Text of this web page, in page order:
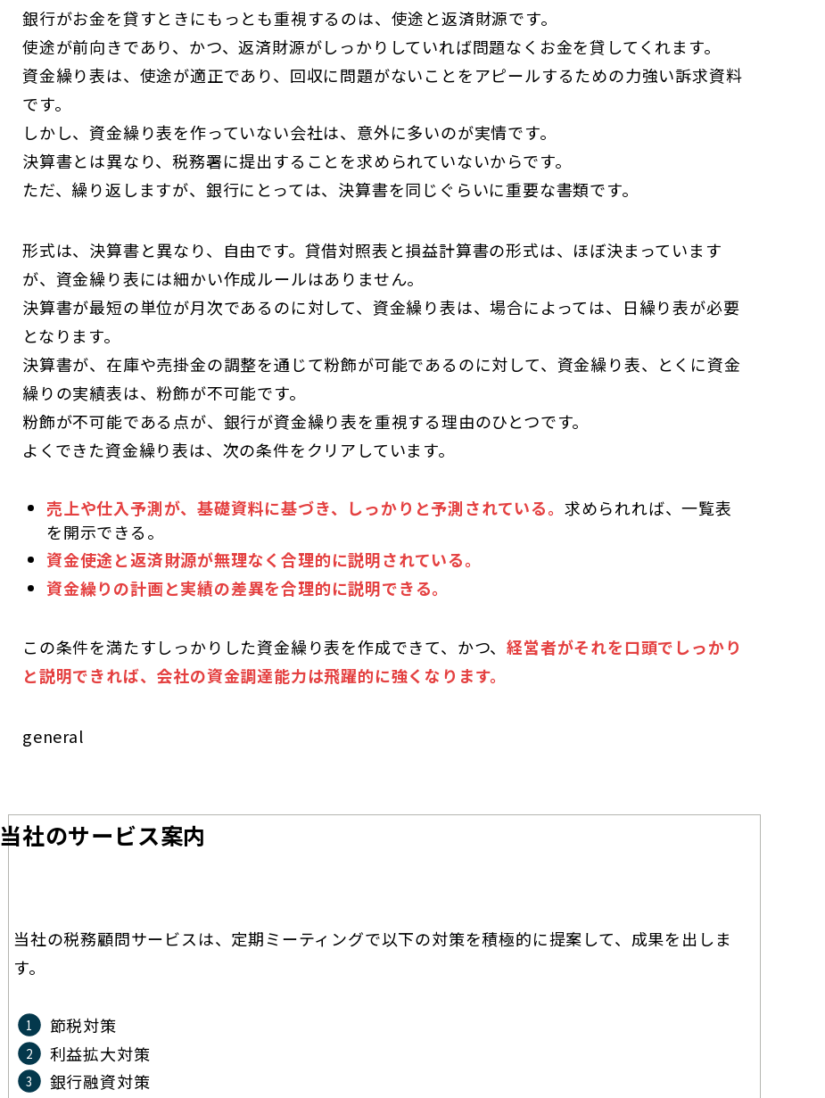
銀行がお金を貸すときにもっとも重視するのは、使途と返済財源です。
使途が前向きであり、かつ、返済財源がしっかりしていれば問題なくお金を貸してくれます。
資金繰り表は、使途が適正であり、回収に問題がないことをアピールするための力強い訴求資料
です。
しかし、資金繰り表を作っていない会社は、意外に多いのが実情です。
決算書とは異なり、税務署に提出することを求められていないからです。
ただ、繰り返しますが、銀行にとっては、決算書を同じぐらいに重要な書類です。
形式は、決算書と異なり、自由です。貸借対照表と損益計算書の形式は、ほぼ決まっています
が、資金繰り表には細かい作成ルールはありません。
決算書が最短の単位が月次であるのに対して、資金繰り表は、場合によっては、日繰り表が必要
となります。
決算書が、在庫や売掛金の調整を通じて粉飾が可能であるのに対して、資金繰り表、とくに資金
繰りの実績表は、粉飾が不可能です。
粉飾が不可能である点が、銀行が資金繰り表を重視する理由のひとつです。
よくできた資金繰り表は、次の条件をクリアしています。
売上や仕入予測が、基礎資料に基づき、しっかりと予測されている。 求められれば、一覧表
を開示できる。
資金使途と返済財源が無理なく合理的に説明されている。
資金繰りの計画と実績の差異を合理的に説明できる。
この条件を満たすしっかりした資金繰り表を作成できて、かつ、経営者がそれを口頭でしっかり
と説明できれば、会社の資金調達能力は飛躍的に強くなります。
general
当社のサービス案内
当社の税務顧問サービスは、定期ミーティングで以下の対策を積極的に提案して、成果を出しま
す。
節税対策
利益拡大対策
銀行融資対策